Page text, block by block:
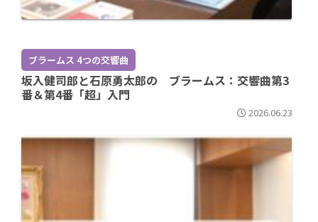
ブラームス 4つの交響曲
坂入健司郎と石原勇太郎の ブラームス：交響曲第3
番＆第4番「超」入門
2026.06.23